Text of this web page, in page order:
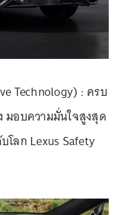
Technology) : ครบ
มอบความมั่นใจสูงสุด
ลก Lexus Safety